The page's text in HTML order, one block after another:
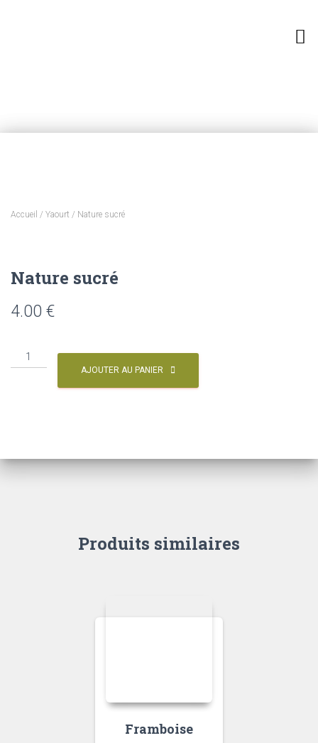
Accueil / Yaourt / Nature sucré
Nature sucré
4.00 €
AJOUTER AU PANIER
Produits similaires
Framboise